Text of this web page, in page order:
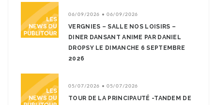
06/09/2026 • 06/09/2026
VERGNIES – SALLE NOS LOISIRS –
DINER DANSANT ANIME PAR DANIEL
DROPSY LE DIMANCHE 6 SEPTEMBRE
2026
05/07/2026 • 05/07/2026
TOUR DE LA PRINCIPAUTÉ -TANDEM DE